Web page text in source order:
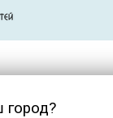
город?